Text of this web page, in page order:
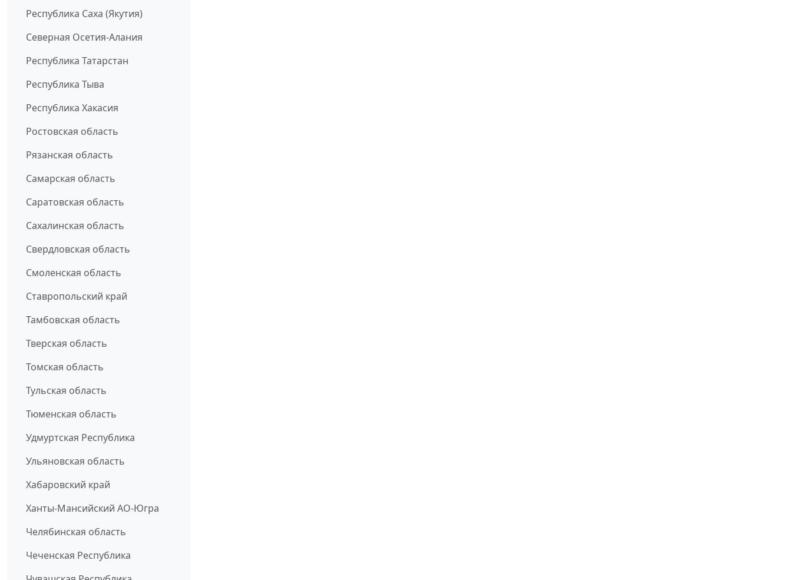
Республика Саха (Якутия)
Северная Осетия-Алания
Республика Татарстан
Республика Тыва
Республика Хакасия
Ростовская область
Рязанская область
Самарская область
Саратовская область
Сахалинская область
Свердловская область
Смоленская область
Ставропольский край
Тамбовская область
Тверская область
Томская область
Тульская область
Тюменская область
Удмуртская Республика
Ульяновская область
Хабаровский край
Ханты-Мансийский АО-Югра
Челябинская область
Чеченская Республика